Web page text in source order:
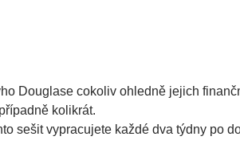
Douglase cokoliv ohledně jejich
kolikrát.
sešit vypracujete každé dva týdny po